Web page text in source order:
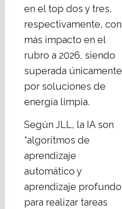
en el top dos y tres,
respectivamente, con
más impacto en el
rubro a 2026, siendo
superada únicamente
por soluciones de
energía limpia.
Según JLL, la IA son
“algoritmos de
aprendizaje
automático y
aprendizaje profundo
para realizar tareas